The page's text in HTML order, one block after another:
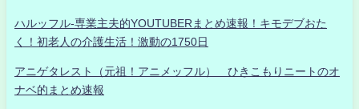
ハルッフル-専業主夫的YOUTUBERまとめ速報！キモデブおた
く！初老人の介護生活！激動の1750日
アニゲタレスト（元祖！アニメッフル） ひきこもりニートのオ
ナベ的まとめ速報